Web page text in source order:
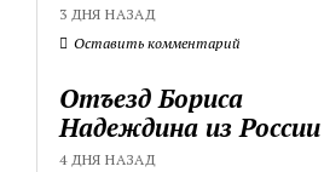
3 ДНЯ НАЗАД
Оставить комментарий
Отъезд Бориса
Надеждина из России
4 ДНЯ НАЗАД